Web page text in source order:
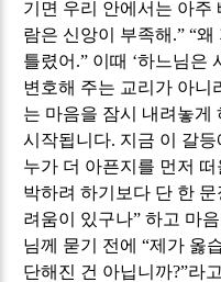
기면 우리 안에서는 아주
람은 신앙이 부족해 .” “왜
틀렸어 .” 이때 ‘하느님은
변호해 주는 교리가 아니
는 마음을 잠시 내려놓게
시작됩니다. 지금 이 갈
누가 더 아픈지를 먼저 떠
박하려 하기보다 단 한
려움이 있구나”하고 마
님께 묻기 전에“제가 옳
단해진 건 아닙니까?”라